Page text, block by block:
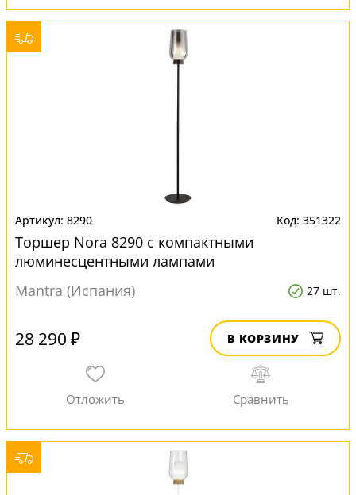
8290 351322
Торшер Nora 8290 с компактными
люминесцентными лампами
Mantra (Испания)
27 шт.
28 290 ₽ В КОРЗИНУ